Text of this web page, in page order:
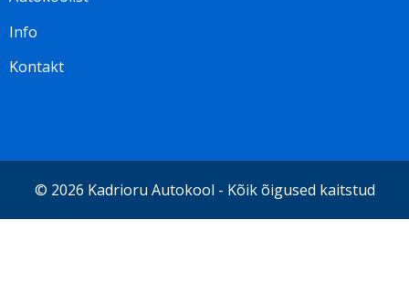
Info
Kontakt
© 2026 Kadrioru Autokool - Kõik õigused kaitstud